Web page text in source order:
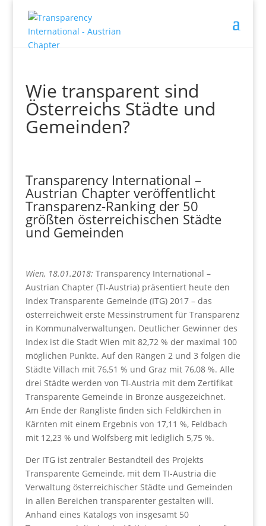
Wie transparent sind
Österreichs Städte und
Gemeinden?
Transparency International –
Austrian Chapter veröffentlicht
Transparenz-Ranking der 50
größten österreichischen Städte
und Gemeinden
Wien, 18.01.2018: Transparency International –
Austrian Chapter (TI-Austria) präsentiert heute den
Index Transparente Gemeinde (ITG) 2017 – das
österreichweit erste Messinstrument für Transparenz
in Kommunalverwaltungen. Deutlicher Gewinner des
Index ist die Stadt Wien mit 82,72 % der maximal 100
möglichen Punkte. Auf den Rängen 2 und 3 folgen die
Städte Villach mit 76,51 % und Graz mit 76,08 %. Alle
drei Städte werden von TI-Austria mit dem Zertifikat
Transparente Gemeinde in Bronze ausgezeichnet.
Am Ende der Rangliste finden sich Feldkirchen in
Kärnten mit einem Ergebnis von 17,11 %, Feldbach
mit 12,23 % und Wolfsberg mit lediglich 5,75 %.
Der ITG ist zentraler Bestandteil des Projekts
Transparente Gemeinde, mit dem TI-Austria die
Verwaltung österreichischer Städte und Gemeinden
in allen Bereichen transparenter gestalten will.
Anhand eines Katalogs von insgesamt 50